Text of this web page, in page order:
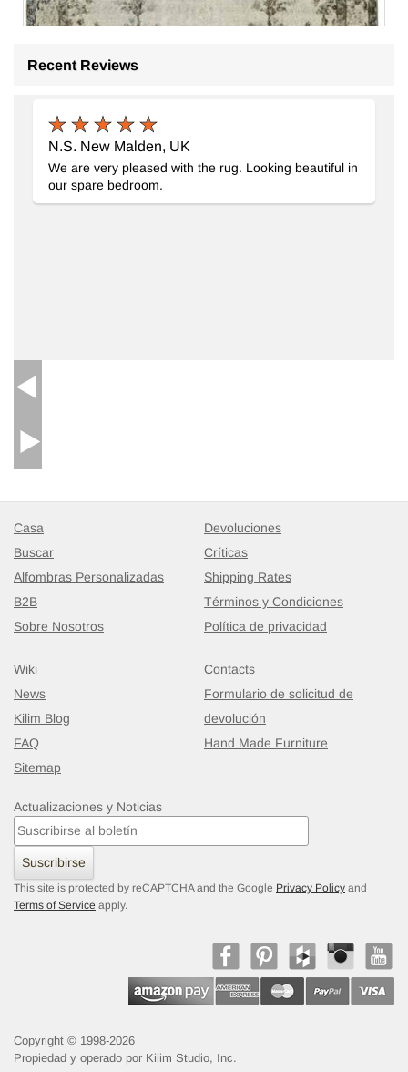
Alfombra Tallada a Mano Sobre Teñida
160 cm x 265 cm
Recent Reviews
N.S. New Malden, UK
We are very pleased with the rug. Looking beautiful in
our spare bedroom.
Casa
Buscar
Alfombras Personalizadas
B2B
Sobre Nosotros
Devoluciones
Críticas
Shipping Rates
Términos y Condiciones
Política de privacidad
Wiki
News
Kilim Blog
FAQ
Sitemap
Contacts
Formulario de solicitud de
devolución
Hand Made Furniture
Actualizaciones y Noticias
Suscribirse
This site is protected by reCAPTCHA and the Google Privacy Policy and
Terms of Service apply.
Copyright © 1998-2026
Propiedad y operado por Kilim Studio, Inc.